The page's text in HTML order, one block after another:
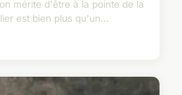
mérite d'être à la pointe de la
est bien plus qu'un...